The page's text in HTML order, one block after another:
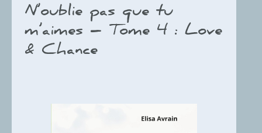
N’oublie pas que tu
m’aimes – Tome 4 : Love
& Chance